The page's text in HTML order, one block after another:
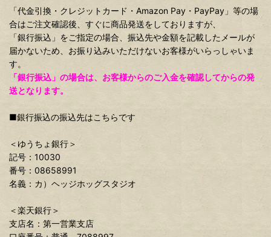
「代金引換・クレジットカード・Amazon Pay・PayPay」等の場
合はご注文確認後、すぐに商品発送をしておりますが、
「銀行振込」をご指定の場合、振込先や金額を記載したメールが
届かないため、お振り込みいただけないお客様がいらっしゃいま
す。
「銀行振込」の場合は、お客様からのご入金を確認してからの発
送となります。
■銀行振込の振込先はこちらです
＜ゆうちょ銀行＞
記号：10030
番号：08658991
名義：カ）ヘッジホッグスタジオ
＜楽天銀行＞
支店名：第一営業支店